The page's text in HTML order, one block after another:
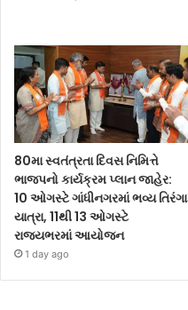
80મા સ્વતંત્રતા દિવસ નિમિત્તે
ભાજપનો કાર્યક્રમ પ્લાન જાહેર:
10 ઓગસ્ટે ગાંધીનગરમાં ભવ્ય તિરંગા
યાત્રા, 11થી 13 ઓગસ્ટે
રાજ્યભરમાં આયોજન
1 day ago